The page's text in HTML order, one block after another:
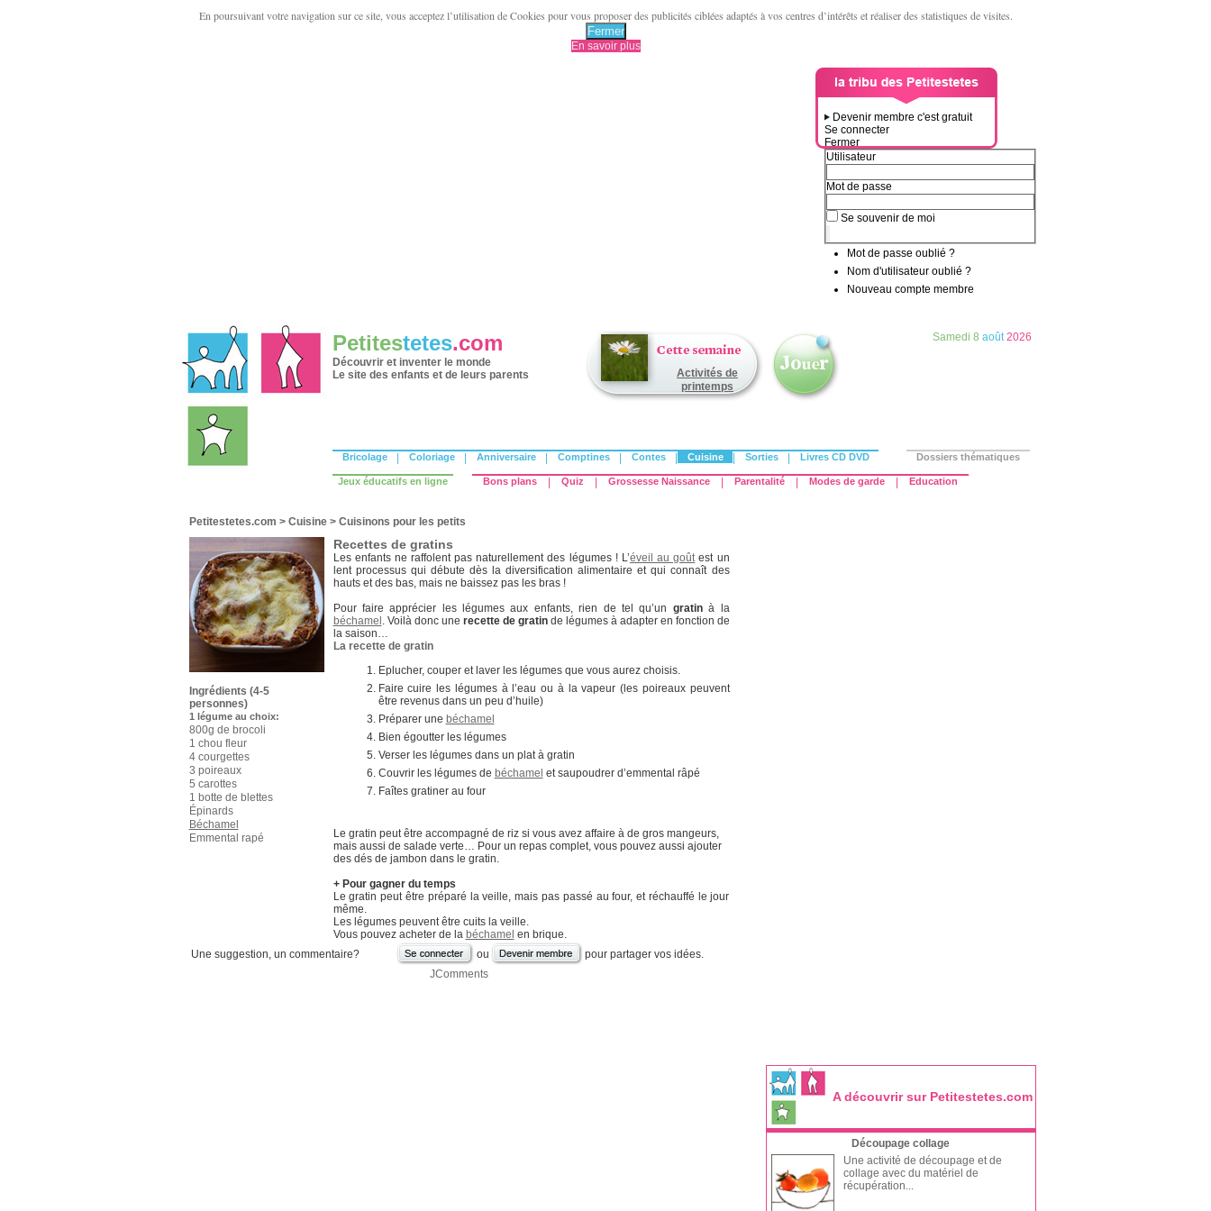
En poursuivant votre navigation sur ce site, vous acceptez l’utilisation de Cookies pour vous proposer des publicités ciblées adaptés à vos centres d’intérêts et réaliser des statistiques de visites.
Fermer
En savoir plus
Devenir membre c'est gratuit
Se connecter
Fermer
Utilisateur
Mot de passe
Se souvenir de moi
Mot de passe oublié ?
Nom d'utilisateur oublié ?
Nouveau compte membre
Petitestetes.com
Découvrir et inventer le monde
Le site des enfants et de leurs parents
Activités de
printemps
Samedi 8 août2026
Bricolage Coloriage Anniversaire Comptines Contes Cuisine Sorties Livres CD DVD Dossiers thématiques
Jeux éducatifs en ligne Bons plans Quiz Grossesse Naissance Parentalité Modes de garde Education
Petitestetes.com > Cuisine > Cuisinons pour les petits
Ingrédients (4-5
personnes)
1 légume au choix:
800g de brocoli
1 chou fleur
4 courgettes
3 poireaux
5 carottes
1 botte de blettes
Épinards
Béchamel
Emmental rapé
Recettes de gratins
Les enfants ne raffolent pas naturellement des légumes ! L’éveil au goûtest un
lent processus qui débute dès la diversification alimentaire et qui connaît des
hauts et des bas, mais ne baissez pas les bras !
Pour faire apprécier les légumes aux enfants, rien de tel qu’un gratinà la
béchamel . Voilà donc une recette de gratinde légumes à adapter en fonction de
la saison…
La recette de gratin
Eplucher, couper et laver les légumes que vous aurez choisis.
Faire cuire les légumes à l’eau ou à la vapeur (les poireaux peuvent
être revenus dans un peu d’huile)
Préparer une béchamel
Bien égoutter les légumes
Verser les légumes dans un plat à gratin
Couvrir les légumes de béchamel et saupoudrer d’emmental râpé
Faîtes gratiner au four
Le gratin peut être accompagné de riz si vous avez affaire à de gros mangeurs,
mais aussi de salade verte… Pour un repas complet, vous pouvez aussi ajouter
des dés de jambon dans le gratin.
+ Pour gagner du temps
Le gratin peut être préparé la veille, mais pas passé au four, et réchauffé le jour
même.
Les légumes peuvent être cuits la veille.
Vous pouvez acheter de la béchamel en brique.
Une suggestion, un commentaire?
ou
pour partager vos idées.
JComments
A découvrir sur Petitestetes.com
Découpage collage
Une activité de découpage et de
collage avec du matériel de
récupération...